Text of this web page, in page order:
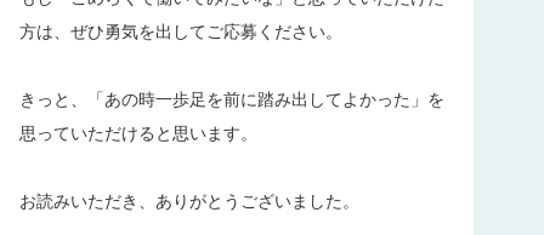
方は、ぜひ勇気を出してご応募ください。
きっと、「あの時一歩足を前に踏み出してよかった」を
思っていただけると思います。
お読みいただき、ありがとうございました。